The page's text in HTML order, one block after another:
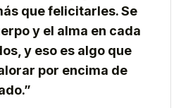
que felicitarles. Se
y el alma en cada
y eso es algo que
por encima de